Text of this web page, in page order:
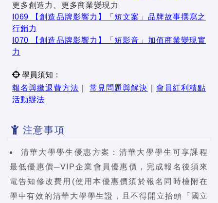
更多創造力、更多商業變現力
I069 【創造品牌影響力】「短文案」品牌故事撰寫之
行銷力
I070 【創造品牌影響力】「短影音」加值商業變現實
力
學員須知：
報名與繳退費方法
常見問題與解決
會員紅利積點
活動辦法
注意事項
清華大學學生優惠方案：清華大學學生可享課程
最低優惠價─VIP企業會員優惠價，完成報名後須來
電告知修改費用(使用本優惠價須於報名同時檢附在
學中有效的清華大學學生證，且不得開立抬頭「國立